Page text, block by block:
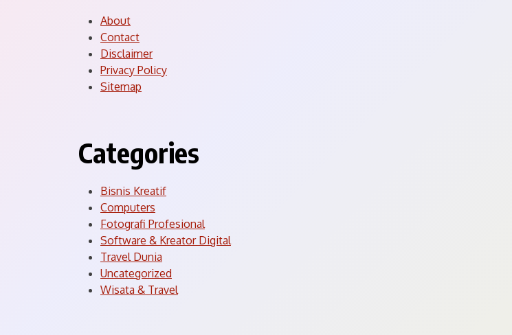
About
Contact
Disclaimer
Privacy Policy
Sitemap
Categories
Bisnis Kreatif
Computers
Fotografi Profesional
Software & Kreator Digital
Travel Dunia
Uncategorized
Wisata & Travel